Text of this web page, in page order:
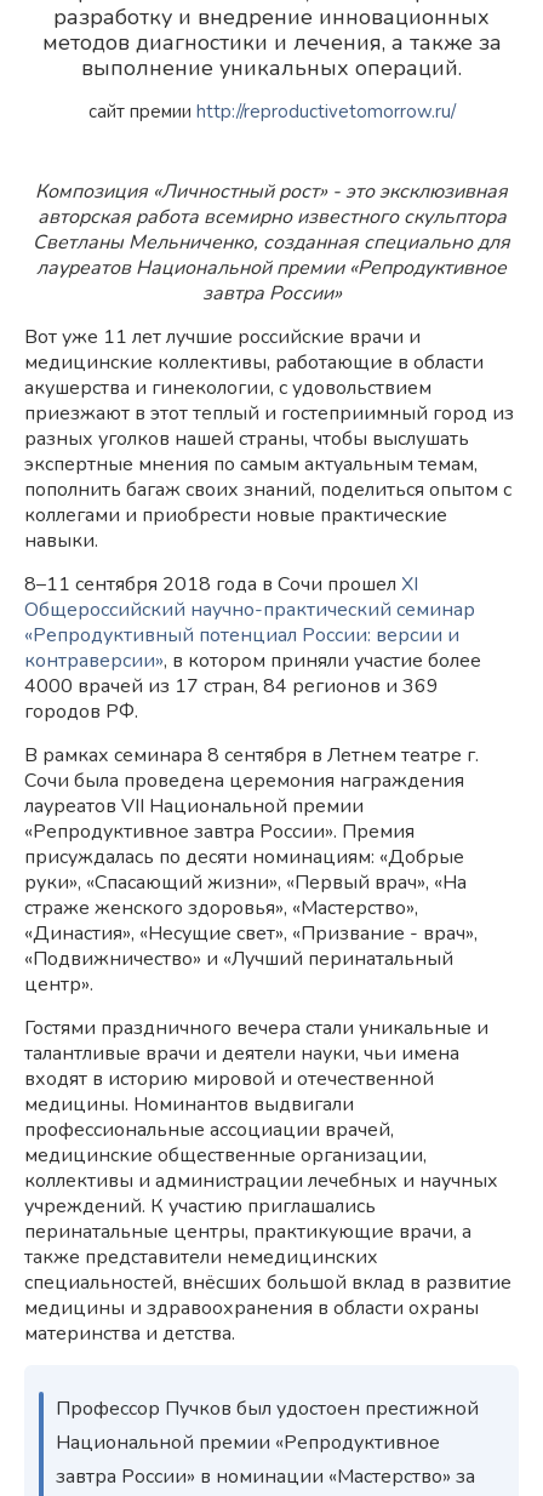
разработку и внедрение инновационных
методов диагностики и лечения, а также за
выполнение уникальных операций.
сайт премии http://reproductivetomorrow.ru/
Композиция «Личностный рост» - это эксклюзивная
авторская работа всемирно известного скульптора
Светланы Мельниченко, созданная специально для
лауреатов Национальной премии «Репродуктивное
завтра России»
Вот уже 11 лет лучшие российские врачи и
медицинские коллективы, работающие в области
акушерства и гинекологии, с удовольствием
приезжают в этот теплый и гостеприимный город из
разных уголков нашей страны, чтобы выслушать
экспертные мнения по самым актуальным темам,
пополнить багаж своих знаний, поделиться опытом с
коллегами и приобрести новые практические
навыки.
8–11 сентября 2018 года в Сочи прошел XI
Общероссийский научно-практический семинар
«Репродуктивный потенциал России: версии и
контраверсии», в котором приняли участие более
4000 врачей из 17 стран, 84 регионов и 369
городов РФ.
В рамках семинара 8 сентября в Летнем театре г.
Сочи была проведена церемония награждения
лауреатов VII Национальной премии
«Репродуктивное завтра России». Премия
присуждалась по десяти номинациям: «Добрые
руки», «Спасающий жизни», «Первый врач», «На
страже женского здоровья», «Мастерство»,
«Династия», «Несущие свет», «Призвание - врач»,
«Подвижничество» и «Лучший перинатальный
центр».
Гостями праздничного вечера стали уникальные и
талантливые врачи и деятели науки, чьи имена
входят в историю мировой и отечественной
медицины. Номинантов выдвигали
профессиональные ассоциации врачей,
медицинские общественные организации,
коллективы и администрации лечебных и научных
учреждений. К участию приглашались
перинатальные центры, практикующие врачи, а
также представители немедицинских
специальностей, внёсших большой вклад в развитие
медицины и здравоохранения в области охраны
материнства и детства.
Профессор Пучков был удостоен престижной
Национальной премии «Репродуктивное
завтра России» в номинации «Мастерство» за